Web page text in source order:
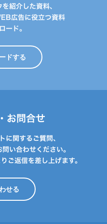
紹介した資料、
広告に役立つ資料
ード。
ドする
お問合せ
に関するご質問、
い合わせください。
ご返信を差し上げます。
せる